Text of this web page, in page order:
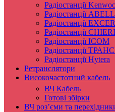
Радіостанції
Радіостанції ABELL
Радіостанції
Радіостанції
Радіостанції ICOM
Радіостанції
Радіостанції Hytera
Ретранслятори
Високочастотний кабель
ВЧ Кабель
Готові збірки
ВЧ роз’єми та